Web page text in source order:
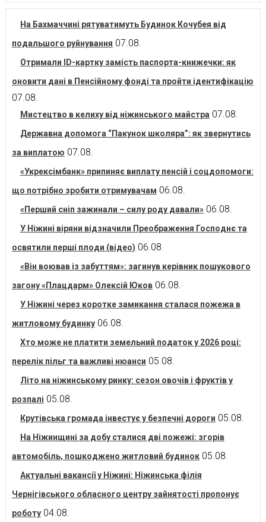
На Бахмаччині рятуватимуть Будинок Кочубея від
подальшого руйнування 07.08.
Отримали ID-картку замість паспорта-книжечки: як
оновити дані в Пенсійному фонді та пройти ідентифікацію
07.08.
Мистецтво в келиху від ніжинського майстра 07.08.
Державна допомога “Пакунок школяра”: як звернутись
за виплатою 07.08.
«Укрексімбанк» припиняє виплату пенсій і соцдопомоги:
що потрібно зробити отримувачам 06.08.
«Перший сніп зажинали – силу роду давали» 06.08.
У Ніжині віряни відзначили Преображення Господнє та
освятили перші плоди (відео) 06.08.
«Він воював із забуттям»: загинув керівник пошукового
загону «Плацдарм» Олексій Юков 06.08.
У Ніжині через коротке замикання сталася пожежа в
житловому будинку 06.08.
Хто може не платити земельний податок у 2026 році:
перелік пільг та важливі нюанси 05.08.
Літо на ніжинському ринку: сезон овочів і фруктів у
розпалі 05.08.
Крутівська громада інвестує у безпечні дороги 05.08.
На Ніжинщині за добу сталися дві пожежі: згорів
автомобіль, пошкоджено житловий будинок 05.08.
Актуальні вакансії у Ніжині: Ніжинська філія
Чернігівського обласного центру зайнятості пропонує
роботу 04.08.